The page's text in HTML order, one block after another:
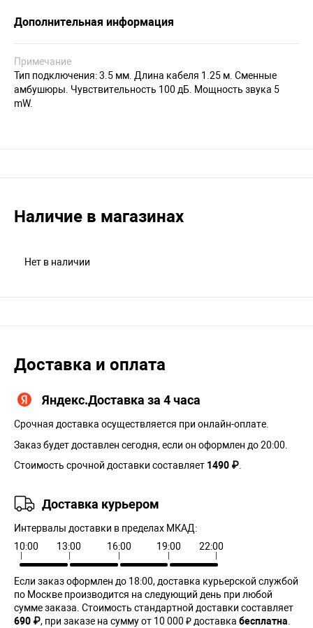
Дополнительная информация
Примечание
Тип подключения: 3.5 мм. Длина кабеля 1.25 м. Сменные
амбушюры. Чувствительность 100 дБ. Мощность звука 5
mW.
Наличие в магазинах
Нет в наличии
Доставка и оплата
Яндекс.Доставка за 4 часа
Срочная доставка осуществляется при онлайн-оплате.
Заказ будет доставлен сегодня, если он оформлен до 20:00.
Стоимость срочной доставки составляет 1490 ₽.
Доставка курьером
Интервалы доставки в пределах МКАД:
10:00
13:00 16:00 19:00 22:00
Если заказ оформлен до 18:00, доставка курьерской службой
по Москве производится на следующий день при любой
сумме заказа. Cтоимость стандартной доставки составляет
690 ₽, при заказе на сумму от 10 000 ₽ доставка бесплатна.